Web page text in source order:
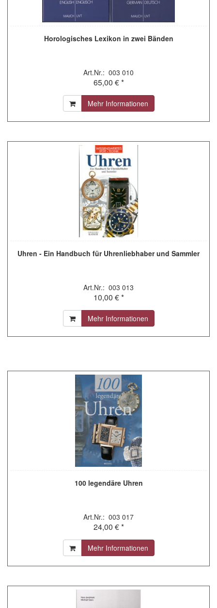
Horologisches Lexikon in zwei Bänden
Art.Nr.: 003 010
65,00 € *
Mehr Informationen
Uhren - Ein Handbuch für Uhrenliebhaber und Sammler
Art.Nr.: 003 013
10,00 € *
Mehr Informationen
100 legendäre Uhren
Art.Nr.: 003 017
24,00 € *
Mehr Informationen